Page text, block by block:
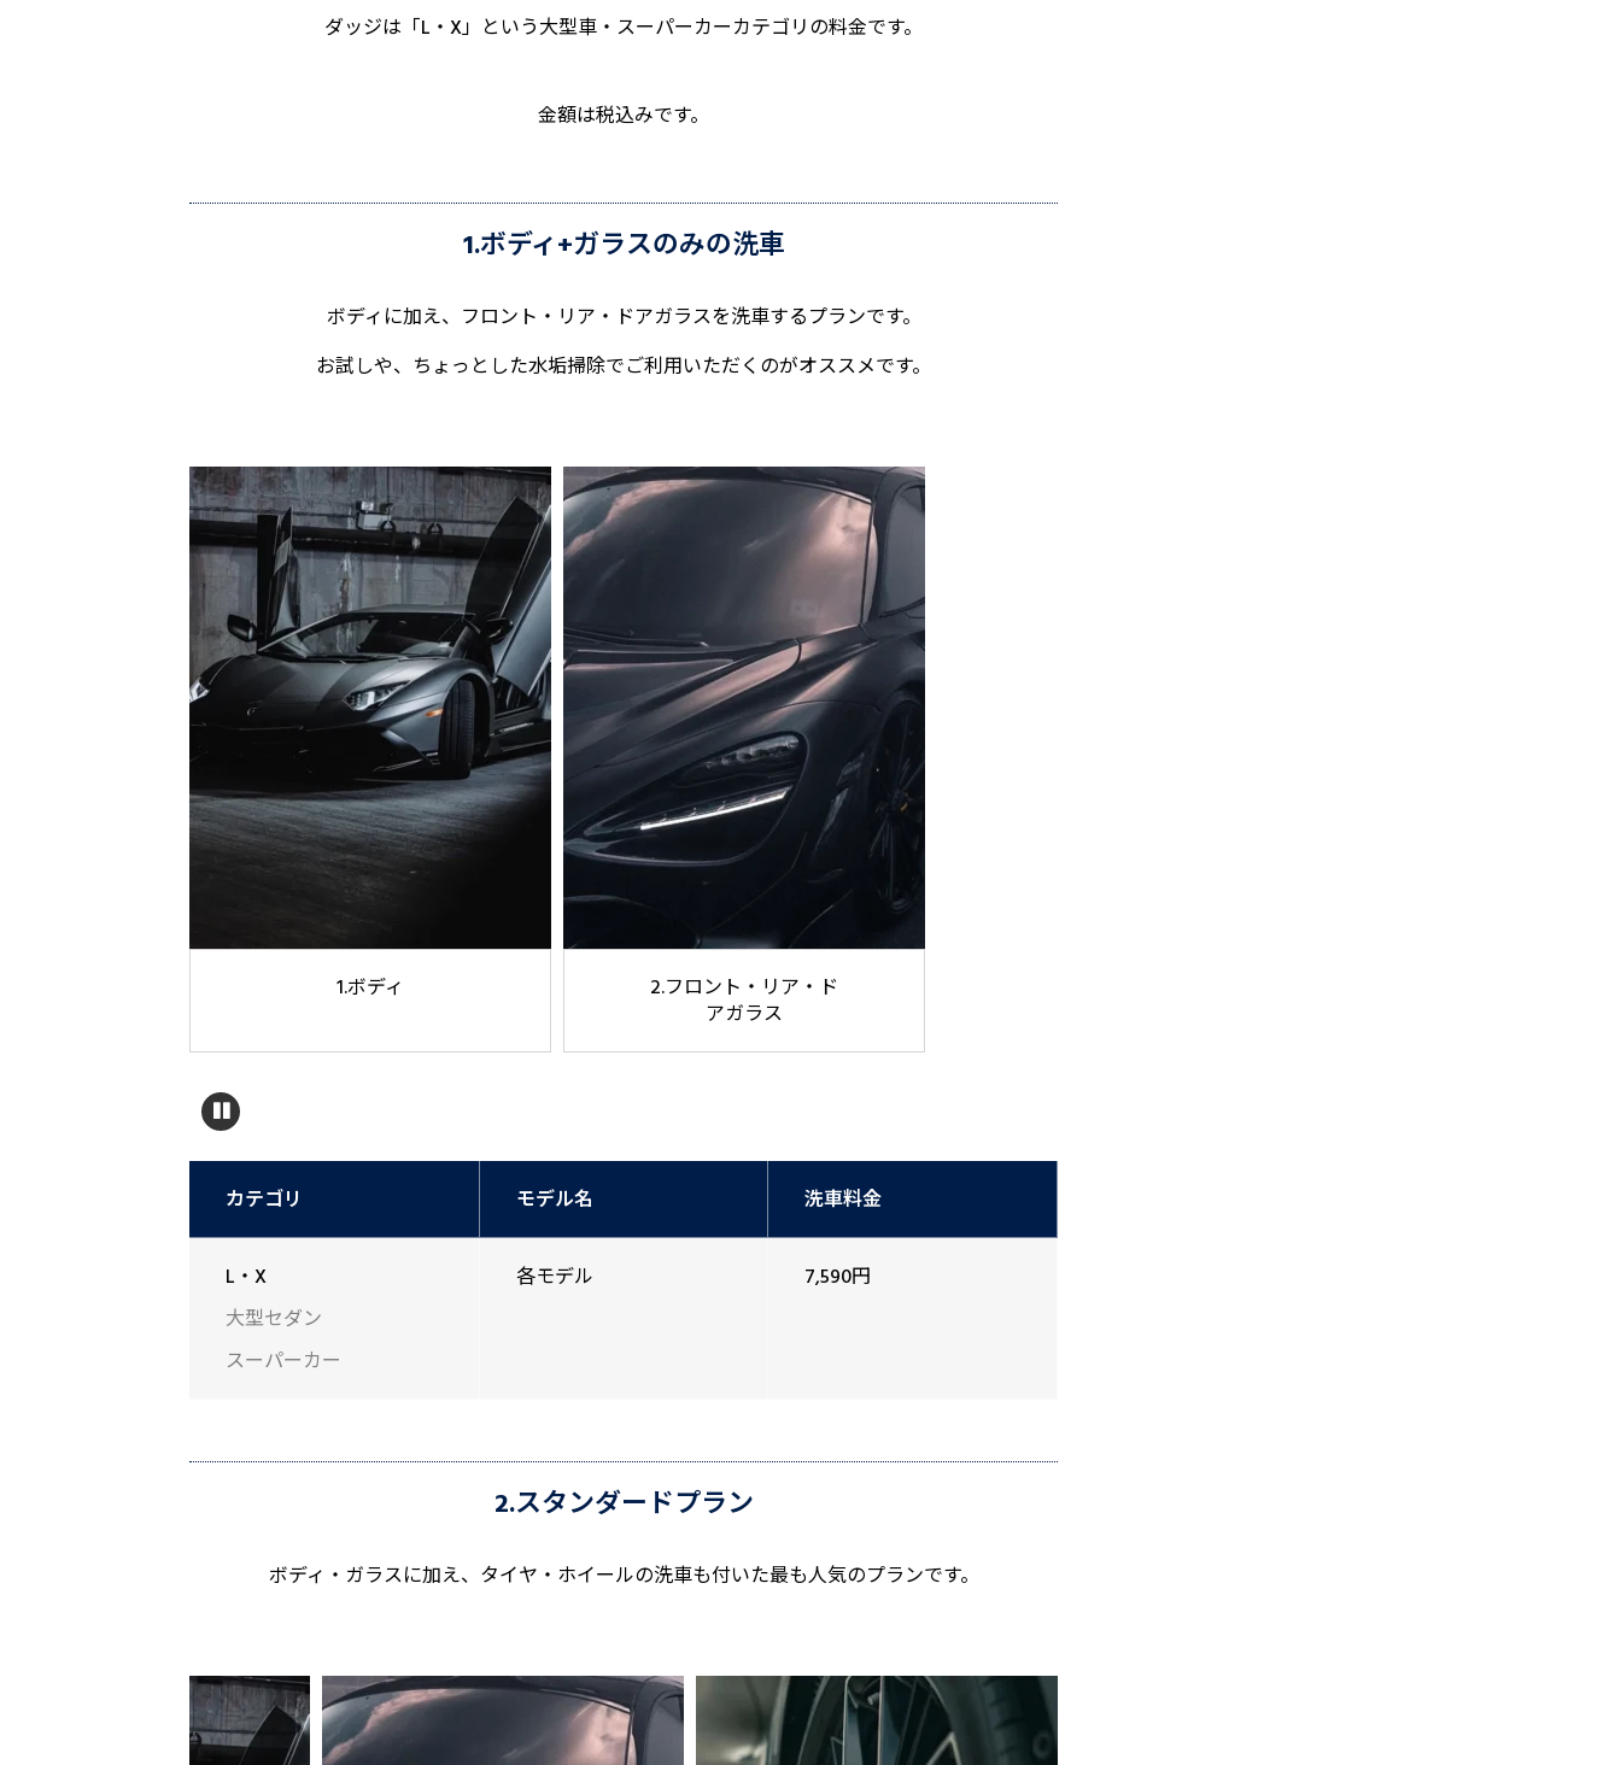
ダッジは「L・X」という大型車・スーパーカーカテゴリの料金です。
金額は税込みです。
1.ボディ+ガラスのみの洗車
ボディに加え、フロント・リア・ドアガラスを洗車するプランです。
お試しや、ちょっとした水垢掃除でご利用いただくのがオススメです。
1.ボディ
2.フロント・リア・ド
アガラス
カテゴリ モデル名 洗車料金
L・X
大型セダン
スーパーカー
各モデル 7,590円
2.スタンダードプラン
ボディ・ガラスに加え、タイヤ・ホイールの洗車も付いた最も人気のプランです。